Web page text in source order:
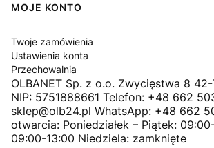
MOJE KONTO
Twoje zamówienia
Ustawienia konta
Przechowalnia
OLBANET Sp. z o.o. Zwycięstwa 8
NIP: 5751888661 Telefon: +48 662
sklep@olb24.pl WhatsApp: +48 662
otwarcia: Poniedziałek – Piątek:
09:00-13:00 Niedziela: zamknięte